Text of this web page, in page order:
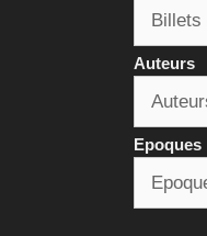
Auteurs
Epoques